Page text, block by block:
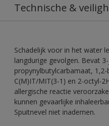
Technische &
Schadelijk voor in het water
langdurige gevolgen. Bevat
propynylbutylcarbamaat,
C(M)IT/MIT(3-1) en 2-octyl-
allergische reactie
kunnen gevaarlijke
Spuitnevel niet inademen.